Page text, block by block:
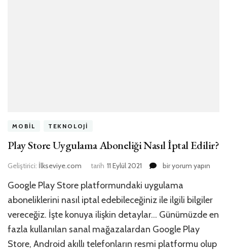
MOBIL TEKNOLOJI
Play Store Uygulama Aboneliği Nasıl İptal Edilir?
Geliştirici: İlkseviye.com tarih 11 Eylül 2021
Play
Uygulama
Aboneliği
Nasıl
İptal
Edilir?
için
bir yorum yapın
Google Play Store platformundaki uygulama
aboneliklerini nasıl iptal edebileceğiniz ile ilgili bilgiler
vereceğiz. İşte konuya ilişkin detaylar… Günümüzde en
fazla kullanılan sanal mağazalardan Google Play
Store, Android akıllı telefonların resmi platformu olup